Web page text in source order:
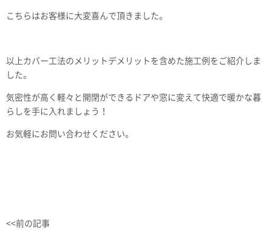
こちらはお客様に大変喜んで頂きました。
以上カバー工法のメリットデメリットを含めた施工例をご紹介しま
した。
気密性が高く軽々と開閉ができるドアや窓に変えて快適で暖かな暮
らしを手に入れましょう！
お気軽にお問い合わせください。
<<前の記事